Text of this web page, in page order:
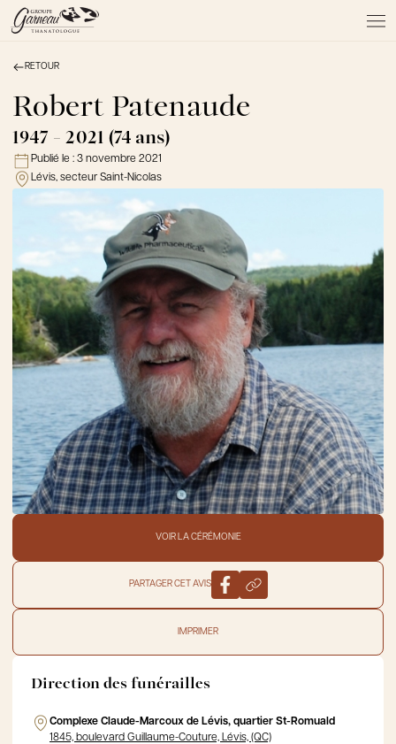
À PROPOS
NOS SERVICES
NOS PRODUITS
NOTRE ÉQUIPE
NOS SALONS
AVIS DE DÉCÈS
FAQ et mythes
Liens utiles
Témoignages
Emplois
Dons
RETOUR
Robert Patenaude
1947 - 2021 (74 ans)
Publié le : 3 novembre 2021
Lévis, secteur Saint-Nicolas
VOIR LA CÉRÉMONIE
PARTAGER CET AVIS
IMPRIMER
Direction des funérailles
Complexe Claude-Marcoux de Lévis, quartier St-Romuald
1845, boulevard Guillaume-Couture, Lévis, (QC)